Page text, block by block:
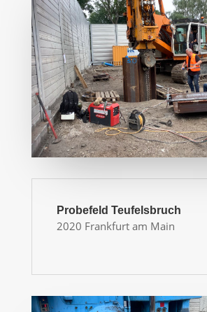
Probefeld Teufelsbruch
2020 Frankfurt am Main